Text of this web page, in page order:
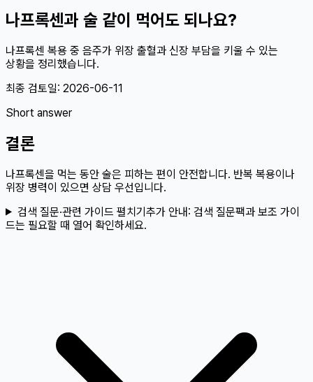
나프록센과 술 같이 먹어도 되나요?
나프록센 복용 중 음주가 위장 출혈과 신장 부담을 키울 수 있는
상황을 정리했습니다.
최종 검토일: 2026-06-11
Short answer
결론
나프록센을 먹는 동안 술은 피하는 편이 안전합니다. 반복 복용이나
위장 병력이 있으면 상담 우선입니다.
검색 질문·관련 가이드 펼치기추가 안내: 검색 질문팩과 보조 가이
드는 필요할 때 열어 확인하세요.